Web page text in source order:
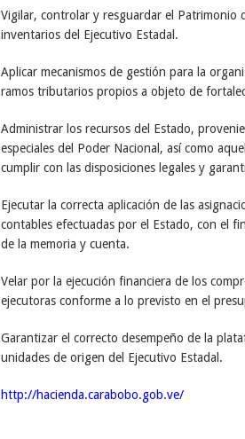
Vigilar, controlar y resguardar el Patrimonio
inventarios del Ejecutivo Estadal.
Aplicar mecanismos de gestión para la
ramos tributarios propios a objeto de
Administrar los recursos del Estado,
especiales del Poder Nacional, así como
cumplir con las disposiciones legales y
Ejecutar la correcta aplicación de las
contables efectuadas por el Estado, con el
de la memoria y cuenta.
Velar por la ejecución financiera de los
ejecutoras conforme a lo previsto en el
Garantizar el correcto desempeño de la
unidades de origen del Ejecutivo Estadal.
http://hacienda.carabobo.gob.ve/